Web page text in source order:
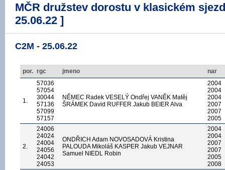
MČR družstev dorostu v klasickém
25.06.22 ]
C2M - 25.06.22
por. rgc jmeno nar
1.
57036
57054
30044
57136
57099
57157
NĚMEC Radek VESELÝ Ondřej VANĚK Matěj
ŠRÁMEK David RUFFER Jakub BEIER Alva
2004
2004
2004
2007
2007
2005
2.
24006
24024
24004
24056
24042
24053
ONDŘICH Adam NOVOSADOVÁ Kristina
PALOUDA Mikoláš KASPER Jakub VEJNAR
Samuel NIEDL Robin
2004
2004
2007
2007
2005
2008